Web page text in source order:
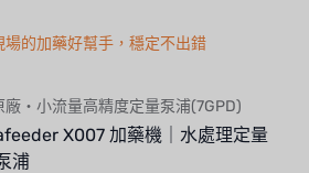
場的加藥好幫手，穩定不出錯
廠・小流量高精度定量泵浦(7GPD)
X007 加藥機｜水處理定量
浦